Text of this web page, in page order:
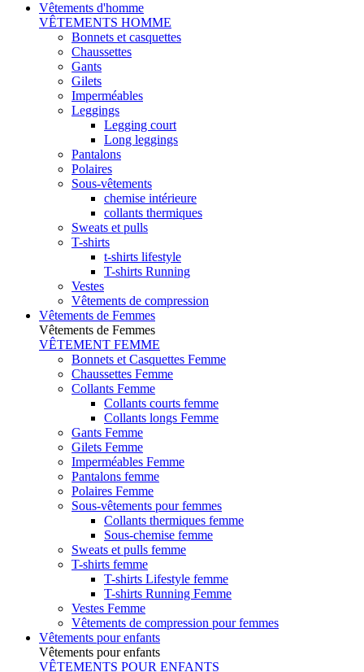
Vêtements d'homme
VÊTEMENTS HOMME
Bonnets et casquettes
Chaussettes
Gants
Gilets
Imperméables
Leggings
Legging court
Long leggings
Pantalons
Polaires
Sous-vêtements
chemise intérieure
collants thermiques
Sweats et pulls
T-shirts
t-shirts lifestyle
T-shirts Running
Vestes
Vêtements de compression
Vêtements de Femmes
Vêtements de Femmes
VÊTEMENT FEMME
Bonnets et Casquettes Femme
Chaussettes Femme
Collants Femme
Collants courts femme
Collants longs Femme
Gants Femme
Gilets Femme
Imperméables Femme
Pantalons femme
Polaires Femme
Sous-vêtements pour femmes
Collants thermiques femme
Sous-chemise femme
Sweats et pulls femme
T-shirts femme
T-shirts Lifestyle femme
T-shirts Running Femme
Vestes Femme
Vêtements de compression pour femmes
Vêtements pour enfants
Vêtements pour enfants
VÊTEMENTS POUR ENFANTS